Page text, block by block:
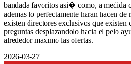
bandada favoritos asi� como, a medida
ademas lo perfectamente haran hacen de
existen directores exclusivos que existen
preguntas desplazandolo hacia el pelo
alrededor maximo las ofertas.
2026-03-27